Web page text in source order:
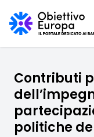
Contributi
politiche